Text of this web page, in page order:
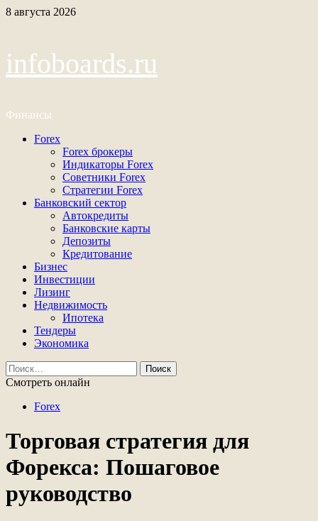
Перейти
8 августа 2026
infoboards.ru
Финансы
Основное
Forex
Forex брокеры
Индикаторы Forex
Советники Forex
Стратегии Forex
Банковский сектор
Автокредиты
Банковские карты
Депозиты
Кредитование
Бизнес
Инвестиции
Лизинг
Недвижимость
Ипотека
Тендеры
Экономика
Найти:
Смотреть онлайн
Forex
Торговая стратегия для
Форекса: Пошаговое
руководство